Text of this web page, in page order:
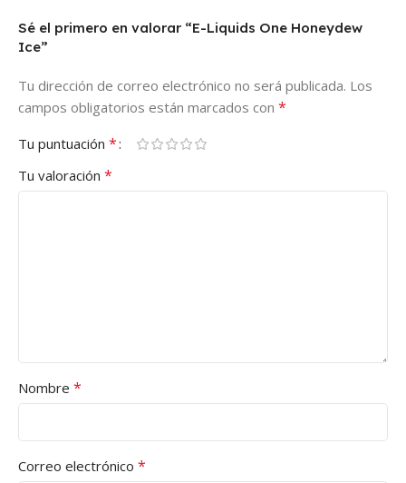
Sé el primero en valorar “E-Liquids One Honeydew
Ice”
Tu dirección de correo electrónico no será publicada. Los
campos obligatorios están marcados con *
Tu puntuación *
Tu valoración *
Nombre *
Correo electrónico *